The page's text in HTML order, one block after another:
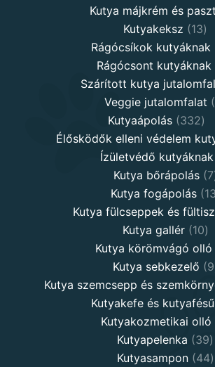
Kutya májkrém és
Kutyakeksz 1313
Rágócsíkok kutyáknak
Rágócsont kutyáknak
Szárított kutya
Veggie jutalomfalat
Kutyaápolás 332332
Élősködők elleni védelem
Ízületvédő kutyáknak
Kutya bőrápolás 7
Kutya fogápolás 13
Kutya fülcseppek és
Kutya gallér 1010
Kutya körömvágó olló
Kutya sebkezelő 9
Kutya szemcsepp és
Kutyakefe és kutyafésű
Kutyakozmetikai olló
Kutyapelenka 39
Kutyasampon 44